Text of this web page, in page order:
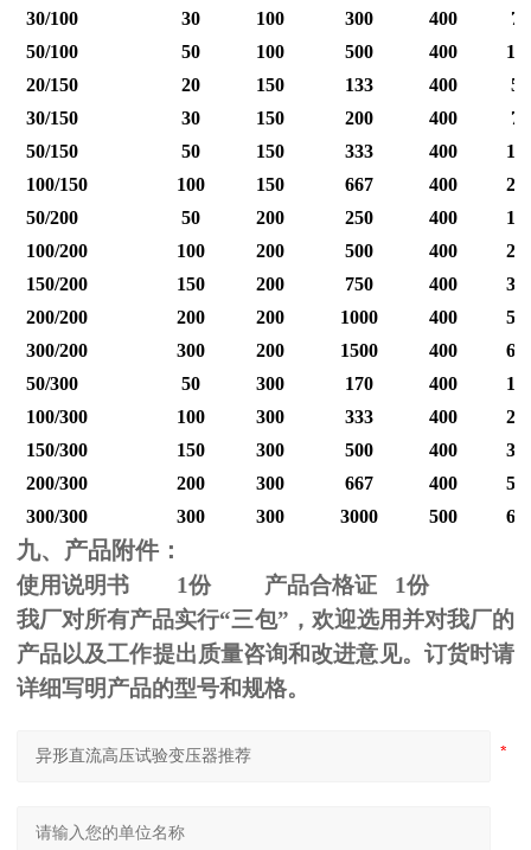
30/100
30 100 300 400
75
50/100
50 100 500 400
20/150
20 150 133 400
50
30/150
30 150 200 400
75
50/150
50 150 333 400
100/150
100 150 667 400
50/200
50 200 250 400
100/200
100 200 500 400
150/200
150 200 750 400
200/200
200 200 1000 400
300/200
300 200 1500 400
50/300
50 300 170 400
100/300
100 300 333 400
150/300
150 300 500 400
200/300
200 300 667 400
300/300
300 300 3000 500
九、产品附件：
使用说明书 1份 产品合格证 1份
我厂对所有产品实行“三包”，欢迎选用并对我厂的
产品以及工作提出质量咨询和改进意见。订货时请
详细写明产品的型号和规格。